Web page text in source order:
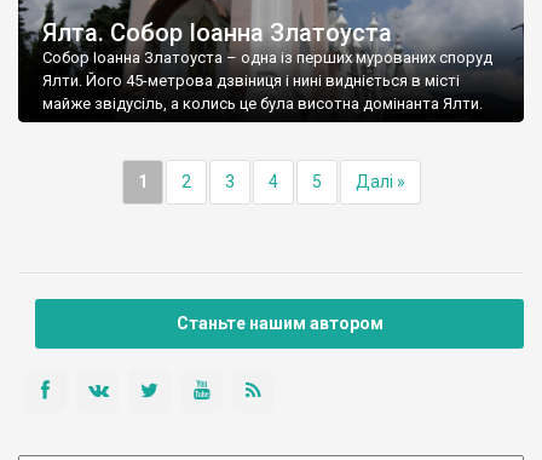
Ялта. Собор Іоанна Златоуста
Собор Іоанна Златоуста – одна із перших мурованих споруд
Ялти. Його 45-метрова дзвіниця і нині видніється в місті
майже звідусіль, а колись це була висотна домінанта Ялти.
1 2 3 4 5 Далі »
Станьте нашим автором